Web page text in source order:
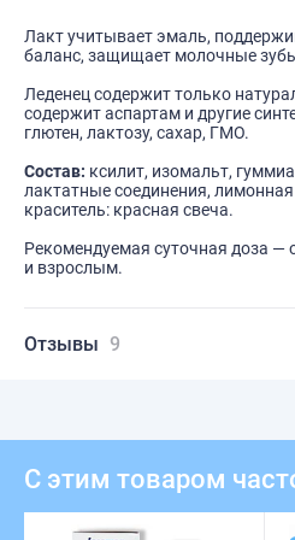
Лакт учитывает эмаль,
баланс, защищает молочные
Леденец содержит только
содержит аспартам и другие
глютен, лактозу, сахар, ГМО.
Состав: ксилит, изомальт,
лактатные соединения,
краситель: красная свеча.
Рекомендуемая суточная доза —
и взрослым.
Отзывы 9
С этим товаром